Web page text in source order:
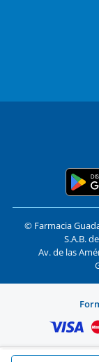
© Farmacia
S.A.B.
Av. de las